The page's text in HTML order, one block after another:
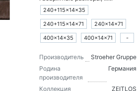
240+115×14×35
240+115×14×71
240×14×71
400×14×35
400×14×71 -
Производитель
Stroeher Gruppe
Родина
производителя
Германия
Коллекция ZEITLOS